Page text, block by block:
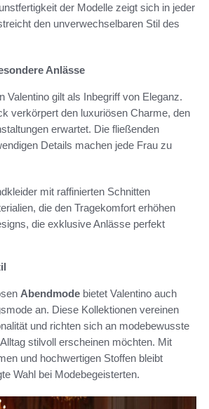
der Modelle zeigt sich in jeder
den unverwechselbaren Stil des
Anlässe
Valentino gilt als Inbegriff von Eleganz.
verkörpert den luxuriösen Charme, den
erwartet. Die fließenden
Details machen jede Frau zu
mit raffinierten Schnitten
die den Tragekomfort erhöhen
die exklusive Anlässe perfekt
Abendmode bietet Valentino auch
an. Diese Kollektionen vereinen
und richten sich an modebewusste
stilvoll erscheinen möchten. Mit
und hochwertigen Stoffen bleibt
Wahl bei Modebegeisterten.